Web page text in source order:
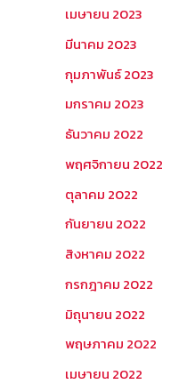
เมษายน 2023
มีนาคม 2023
กุมภาพันธ์ 2023
มกราคม 2023
ธันวาคม 2022
พฤศจิกายน 2022
ตุลาคม 2022
กันยายน 2022
สิงหาคม 2022
กรกฎาคม 2022
มิถุนายน 2022
พฤษภาคม 2022
เมษายน 2022